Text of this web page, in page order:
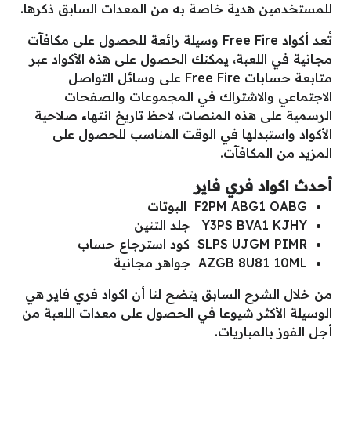
للمستخدمين هدية خاصة به من المعدات السابق ذكرها.
تُعد أكواد Free Fire وسيلة رائعة للحصول على مكافآت
مجانية في اللعبة، يمكنك الحصول على هذه الأكواد عبر
متابعة حسابات Free Fire على وسائل التواصل
الاجتماعي والاشتراك في المجموعات والصفحات
الرسمية على هذه المنصات، لاحظ تاريخ انتهاء صلاحية
الأكواد واستبدلها في الوقت المناسب للحصول على
المزيد من المكافآت.
أحدث اكواد فري فاير
F2PM ABG1 OABG البوتات
Y3PS BVA1 KJHY جلد التنين
SLPS UJGM PIMR كود استرجاع حساب
AZGB 8U81 10ML جواهر مجانية
من خلال الشرح السابق يتضح لنا أن اكواد فري فاير هي
الوسيلة الأكثر شيوعا في الحصول على معدات اللعبة من
أجل الفوز بالمباريات.